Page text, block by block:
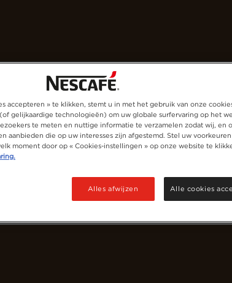
accepteren » te klikken, stemt u in met het gebruik van onze
gelijkaardige technologieën) om uw globale surfervaring op het
te meten en nuttige informatie te verzamelen zodat wij, en
aanbieden die op uw interesses zijn afgestemd. Stel uw
moment door op « Cookies-instellingen » op onze website te
Alles afwijzen Alle cookies